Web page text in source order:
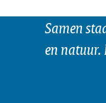
Samen
en natuur.